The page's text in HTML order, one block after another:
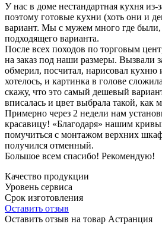
У нас в доме нестандартная кухня из-
поэтому готовые кухни (хоть они и
вариант. Мы с мужем много где
подходящего варианта.
После всех походов по торговым
на заказ под наши размеры. Вызвали
обмерил, посчитал, нарисовал кухню
хотелось, и картинка в голове
скажу, что это самый дешевый
вписалась и цвет выбрала такой, как
Примерно через 2 недели нам
красавицу! «Благодаря» нашим
помучиться с монтажом верхних
получился отменный.
Большое всем спасибо! Рекомендую!
Качество продукции
Уровень сервиса
Срок изготовления
Оставить отзыв
Оставить отзыв на товар Астранция